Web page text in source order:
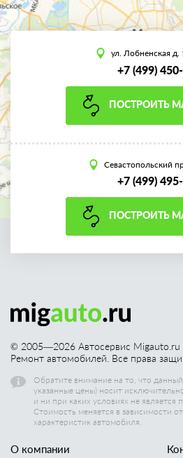
ул. Лобненская д.
+7 (499)
ПОСТРОИТЬ
Севастопольский
+7 (499)
ПОСТРОИТЬ
© 2005—2026 Автосервис Migauto.ru
Ремонт автомобилей. Все права
Обратите внимание на то, что
указанные цены) носит
и ни при каких условиях не является
Стоимость меняется в зависимости
характеристик автомобиля.
О компании